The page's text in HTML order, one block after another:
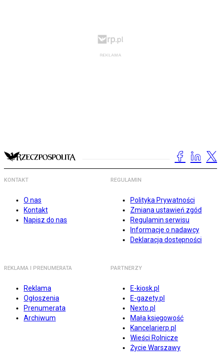
KONTAKT
O nas
Kontakt
Napisz do nas
REGULAMIN
Polityka Prywatności
Zmiana ustawień zgód
Regulamin serwisu
Informacje o nadawcy
Deklaracja dostępności
REKLAMA I PRENUMERATA
Reklama
Ogłoszenia
Prenumerata
Archiwum
PARTNERZY
E-kiosk.pl
E-gazety.pl
Nexto.pl
Mała księgowość
Kancelarierp.pl
Wieści Rolnicze
Życie Warszawy